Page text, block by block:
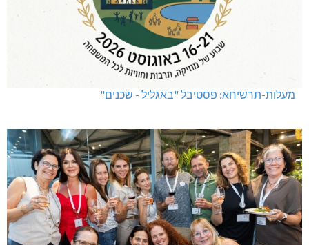
מעלות-תרשיחא: פסטיבל "באגליל - שכנים"